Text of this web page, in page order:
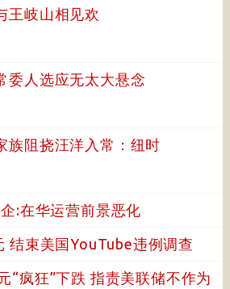
王岐山相见欢
委人选应无太大悬念
族阻挠汪洋入常：纽时
:在华运营前景恶化
结束美国YouTube违例调查
“疯狂”下跌 指责美联储不作为